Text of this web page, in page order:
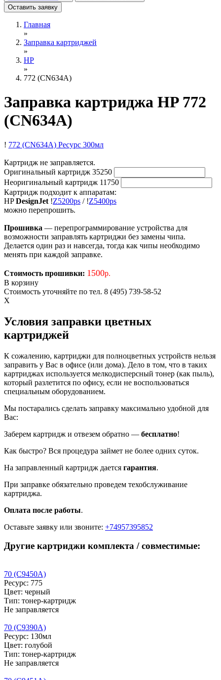
Оставить заявку
Главная
»
Заправка картриджей
»
HP
»
772 (CN634A)
Заправка картриджа HP 772
(CN634A)
! 772 (CN634A) Ресурс 300мл
Картридж не заправляется.
Оригинальный картридж 35250
Неоригинальный картридж 11750
Картридж подходит к аппаратам:
HPDesignJet !Z5200ps / !Z5400ps
можно перепрошить.
Прошивка — перепрограммирование устройства для
возможности заправлять картриджи без замены чипа.
Делается один раз и навсегда, тогда как чипы необходимо
менять при каждой заправке.
Стоимость прошивки: 1500р.
В корзину
Стоимость уточняйте по тел. 8 (495) 739-58-52
X
Условия заправки цветных
картриджей
К сожалению, картриджи для полноцветных устройств нельзя
заправить у Вас в офисе (или дома). Дело в том, что в таких
картриджах используется мелкодисперсный тонер (как пыль),
который разлетится по офису, если не воспользоваться
специальным оборудованием.
Мы постарались сделать заправку максимально удобной для
Вас:
Заберем картридж и отвезем обратно — бесплатно!
Как быстро? Вся процедура займет не более одних суток.
На заправленный картридж дается гарантия.
При заправке обязательно проведем техобслуживание
картриджа.
Оплата после работы.
Оставьте заявку или звоните: +74957395852
Другие картриджи комплекта / совместимые:
70 (C9450A)
Ресурс: 775
Цвет: черный
Тип: тонер-картридж
Не заправляется
70 (C9390A)
Ресурс: 130мл
Цвет: голубой
Тип: тонер-картридж
Не заправляется